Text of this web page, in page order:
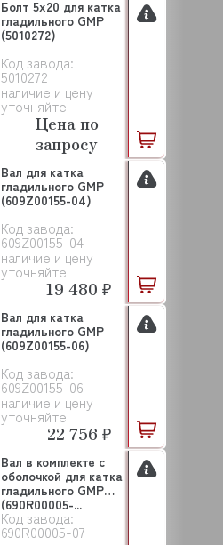
Код завода:
5010272
наличие и цену
уточняйте
Болт 5х20 для катка
гладильного GMP
(5010272)
Цена по
запросу
Код завода:
609Z00155-04
наличие и цену
уточняйте
Вал для катка
гладильного GMP
(609Z00155-04)
19 480 ₽
Код завода:
609Z00155-06
наличие и цену
уточняйте
Вал для катка
гладильного GMP
(609Z00155-06)
22 756 ₽
Код завода:
690R00005-07
Вал в комплекте с
оболочкой для катка
гладильного GMP
(690R00005-...